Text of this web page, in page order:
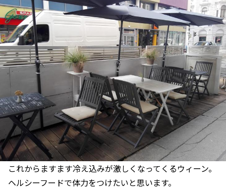
これからますます冷え込みが激しくなってくるウィーン。
ヘルシーフードで体力をつけたいと思います。